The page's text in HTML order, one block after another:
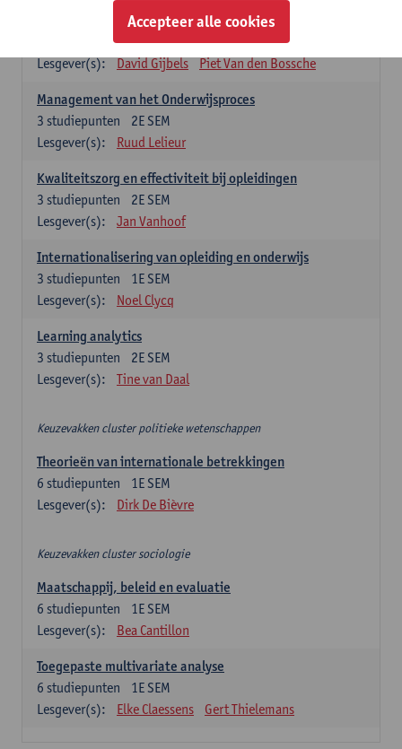
Leren op de werkplek
2E SEM
studiepunten
Lesgever(s):
David Gijbels Piet Van den Bossche
Management van het Onderwijsproces
2E SEM
3 studiepunten
Lesgever(s):
Ruud Lelieur
Kwaliteitszorg en effectiviteit bij opleidingen
2E SEM
3 studiepunten
Lesgever(s):
Jan Vanhoof
Internationalisering van opleiding en onderwijs
1E SEM
3 studiepunten
Lesgever(s):
Noel Clycq
Learning analytics
2E SEM
3 studiepunten
Lesgever(s):
Tine van Daal
Keuzevakken cluster politieke wetenschappen
Theorieën van internationale betrekkingen
1E SEM
6 studiepunten
Lesgever(s):
Dirk De Bièvre
Keuzevakken cluster sociologie
Maatschappij, beleid en evaluatie
1E SEM
6 studiepunten
Lesgever(s):
Bea Cantillon
Toegepaste multivariate analyse
1E SEM
6 studiepunten
Lesgever(s):
Elke Claessens Gert Thielemans
Accepteer alle cookies